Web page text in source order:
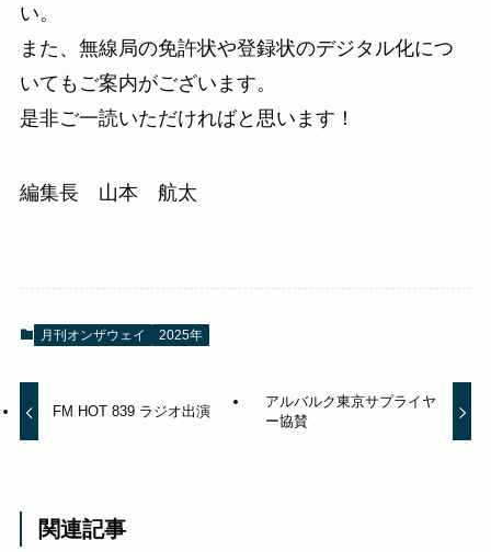
い。
また、無線局の免許状や登録状のデジタル化につ
いてもご案内がございます。
是非ご一読いただければと思います！
編集長 山本 航太
月刊オンザウェイ 2025年
FM HOT 839 ラジオ出演
アルバルク東京サプライヤ
ー協賛
関連記事